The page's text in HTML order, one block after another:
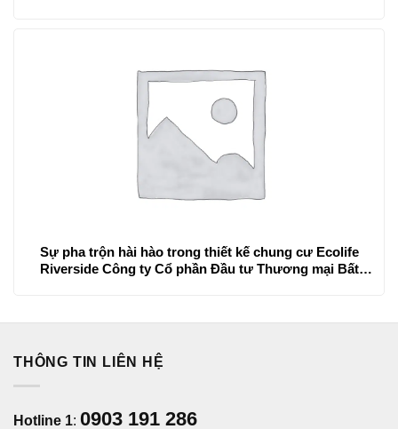
Sự pha trộn hài hào trong thiết kế chung cư Ecolife
Riverside Công ty Cổ phần Đầu tư Thương mại Bất
THÔNG TIN LIÊN HỆ
Hotline 1: 0903 191 286